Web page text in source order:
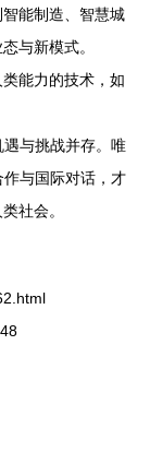
能制造、智慧城
与新模式。
能力的技术，如
与挑战并存。唯
与国际对话，才
社会。